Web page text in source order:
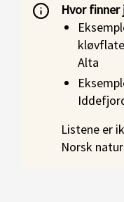
Hvor finner
Alta
Listene er
Norsk